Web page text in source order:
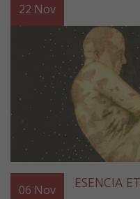
22 Nov
06 Nov ESENCIA